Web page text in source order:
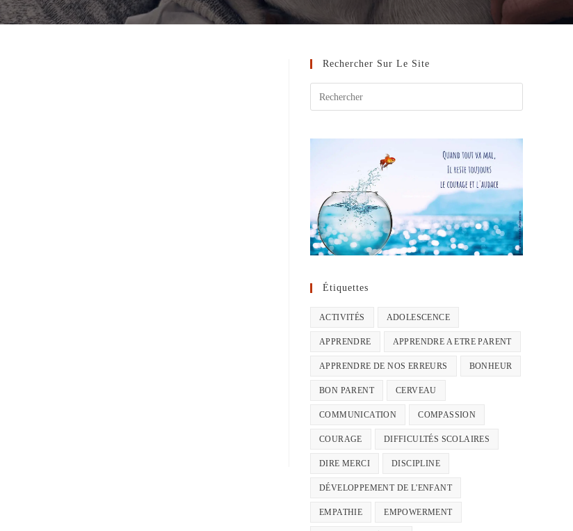
Rechercher Sur Le Site
Étiquettes
ACTIVITÉS ADOLESCENCE
APPRENDRE APPRENDRE A ETRE PARENT
APPRENDRE DE NOS ERREURS BONHEUR
BON PARENT CERVEAU
COMMUNICATION COMPASSION
COURAGE DIFFICULTÉS SCOLAIRES
DIRE MERCI DISCIPLINE
DÉVELOPPEMENT DE L'ENFANT
EMPATHIE EMPOWERMENT